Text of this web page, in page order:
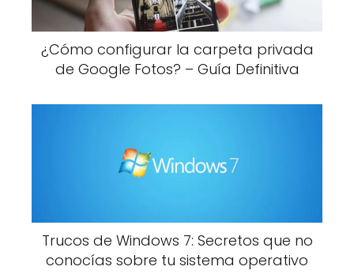
¿Cómo configurar la carpeta privada
de Google Fotos? – Guía Definitiva
Trucos de Windows 7: Secretos que no
conocías sobre tu sistema operativo